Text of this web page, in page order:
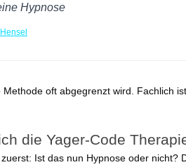
Hypnose
Methode oft abgegrenzt wird. Fachlich
die Yager-Code
Ist das nun Hypnose oder